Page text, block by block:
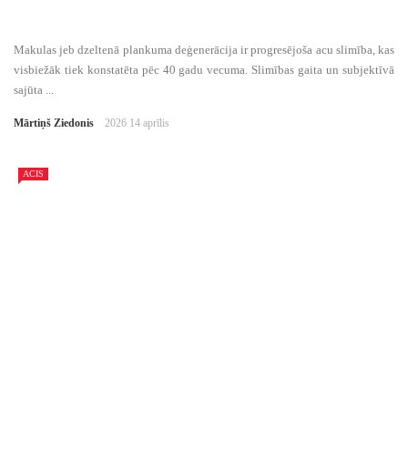
Makulas jeb dzeltenā plankuma deģenerācija ir progresējoša acu slimība, kas
visbiežāk tiek konstatēta pēc 40 gadu vecuma. Slimības gaita un subjektīvā
sajūta ...
Mārtiņš Ziedonis 2026 14 aprīlis
ACIS